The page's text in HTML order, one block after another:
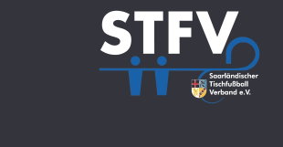
Zum Hauptinhalt springen